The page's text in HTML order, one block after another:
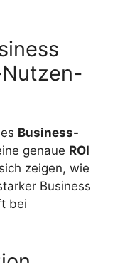
Business-
genaue ROI
zeigen, wie
Business
bei